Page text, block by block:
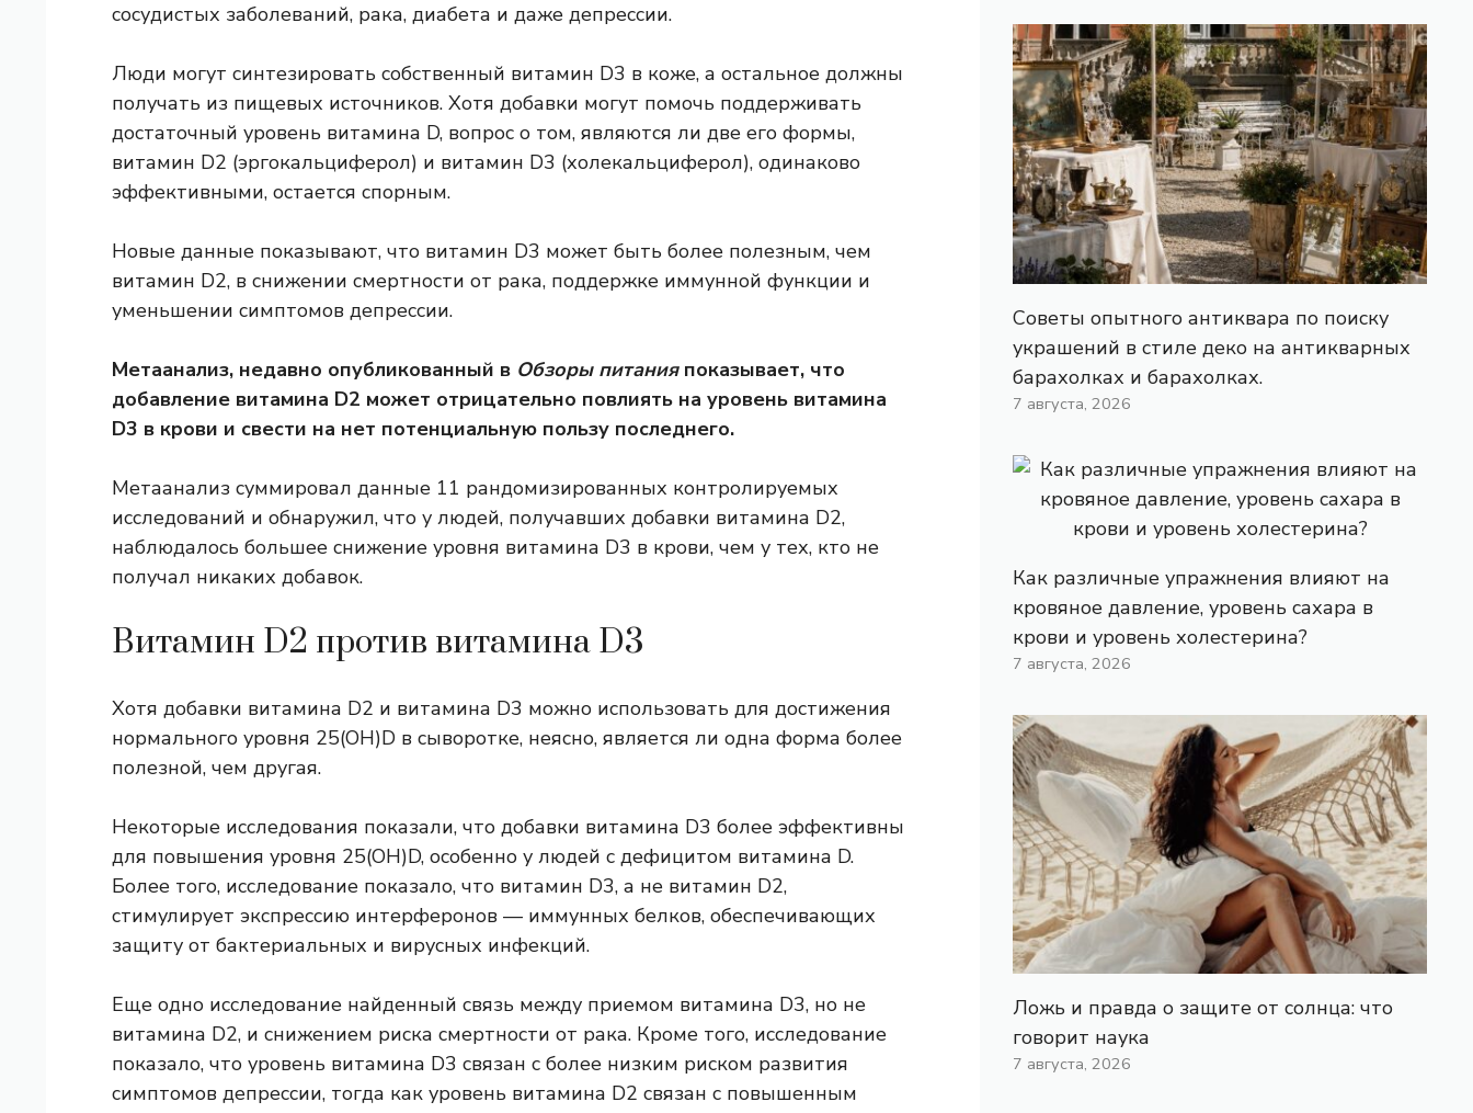
сосудистых заболеваний, рака, диабета и даже депрессии.
Люди могут синтезировать собственный витамин D3 в коже, а остальное должны
получать из пищевых источников. Хотя добавки могут помочь поддерживать
достаточный уровень витамина D, вопрос о том, являются ли две его формы,
витамин D2 (эргокальциферол) и витамин D3 (холекальциферол), одинаково
эффективными, остается спорным.
Новые данные показывают, что витамин D3 может быть более полезным, чем
витамин D2, в снижении смертности от рака, поддержке иммунной функции и
уменьшении симптомов депрессии.
Метаанализ, недавно опубликованный в Обзоры питанияпоказывает, что
добавление витамина D2 может отрицательно повлиять на уровень витамина
D3 в крови и свести на нет потенциальную пользу последнего.
Метаанализ суммировал данные 11 рандомизированных контролируемых
исследований и обнаружил, что у людей, получавших добавки витамина D2,
наблюдалось большее снижение уровня витамина D3 в крови, чем у тех, кто не
получал никаких добавок.
Витамин D2 против витамина D3
Хотя добавки витамина D2 и витамина D3 можно использовать для достижения
нормального уровня 25(OH)D в сыворотке, неясно, является ли одна форма более
полезной, чем другая.
Некоторые исследования показали, что добавки витамина D3 более эффективны
для повышения уровня 25(OH)D, особенно у людей с дефицитом витамина D.
Более того, исследование показало, что витамин D3, а не витамин D2,
стимулирует экспрессию интерферонов — иммунных белков, обеспечивающих
защиту от бактериальных и вирусных инфекций.
Еще одно исследование найденный связь между приемом витамина D3, но не
витамина D2, и снижением риска смертности от рака. Кроме того, исследование
показало, что уровень витамина D3 связан с более низким риском развития
симптомов депрессии, тогда как уровень витамина D2 связан с повышенным
Советы опытного антиквара по поиску
украшений в стиле деко на антикварных
барахолках и барахолках.
7 августа, 2026
Как различные упражнения влияют на
кровяное давление, уровень сахара в
крови и уровень холестерина?
7 августа, 2026
Ложь и правда о защите от солнца: что
говорит наука
7 августа, 2026